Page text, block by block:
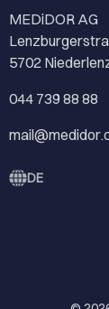
MEDiDOR AG
5702
044 739 88 88
DE